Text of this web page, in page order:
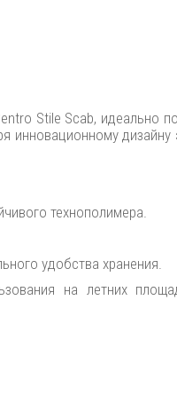
Stile Scab, идеально
инновационному
технополимера.
удобства хранения.
на летних